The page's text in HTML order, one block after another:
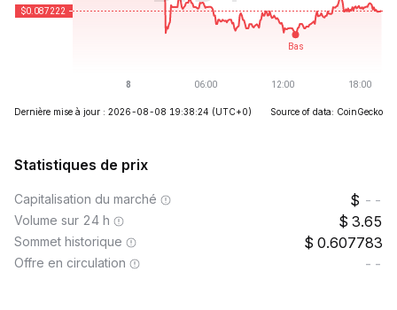
Dernière mise à jour : 2026-08-08 19:38:24 (UTC+0) Source of data: CoinGecko
Statistiques de prix
Capitalisation du marché --
Volume sur 24 h 3.65
Sommet historique 0.607783
Offre en circulation --